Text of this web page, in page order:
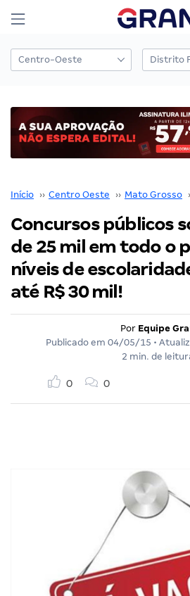
Início ›› Centro Oeste ›› Mato Grosso
Concursos públicos
de 25 mil em todo o
níveis de
até R$ 30 mil!
Por Equipe
Publicado em 04/05/15 •
2 min. de
0 0